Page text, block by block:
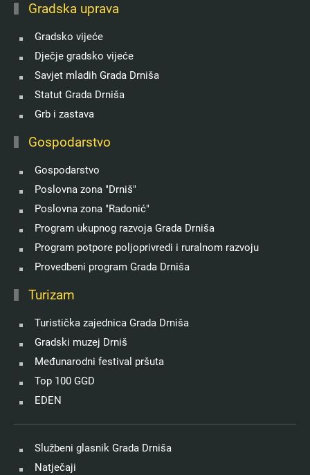
Gradska uprava
Gradsko vijeće
Dječje gradsko vijeće
Savjet mladih Grada Drniša
Statut Grada Drniša
Grb i zastava
Gospodarstvo
Gospodarstvo
Poslovna zona "Drniš"
Poslovna zona "Radonić"
Program ukupnog razvoja Grada Drniša
Program potpore poljoprivredi i ruralnom razvoju
Provedbeni program Grada Drniša
Turizam
Turistička zajednica Grada Drniša
Gradski muzej Drniš
Međunarodni festival pršuta
Top 100 GGD
EDEN
Službeni glasnik Grada Drniša
Natječaji